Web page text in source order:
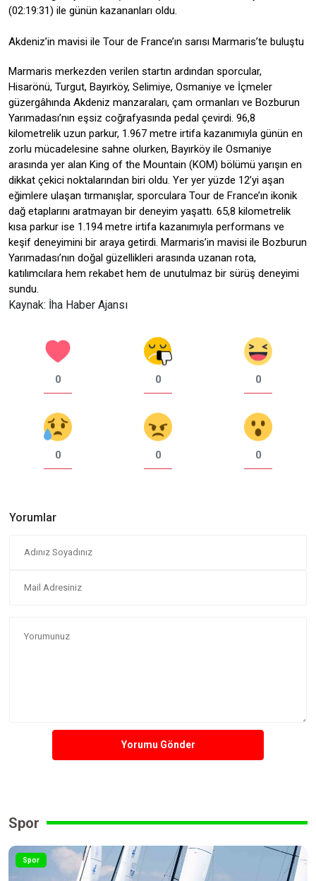
(02:19:31) ile günün kazananları oldu.
Akdeniz’in mavisi ile Tour de France’ın sarısı Marmaris’te buluştu
Marmaris merkezden verilen startın ardından sporcular,
Hisarönü, Turgut, Bayırköy, Selimiye, Osmaniye ve İçmeler
güzergâhında Akdeniz manzaraları, çam ormanları ve Bozburun
Yarımadası’nın eşsiz coğrafyasında pedal çevirdi. 96,8
kilometrelik uzun parkur, 1.967 metre irtifa kazanımıyla günün en
zorlu mücadelesine sahne olurken, Bayırköy ile Osmaniye
arasında yer alan King of the Mountain (KOM) bölümü yarışın en
dikkat çekici noktalarından biri oldu. Yer yer yüzde 12’yi aşan
eğimlere ulaşan tırmanışlar, sporculara Tour de France’ın ikonik
dağ etaplarını aratmayan bir deneyim yaşattı. 65,8 kilometrelik
kısa parkur ise 1.194 metre irtifa kazanımıyla performans ve
keşif deneyimini bir araya getirdi. Marmaris’in mavisi ile Bozburun
Yarımadası’nın doğal güzellikleri arasında uzanan rota,
katılımcılara hem rekabet hem de unutulmaz bir sürüş deneyimi
sundu.
Kaynak: İha Haber Ajansı
0 0 0
0 0 0
Yorumlar
Yorumu Gönder
Spor
Spor